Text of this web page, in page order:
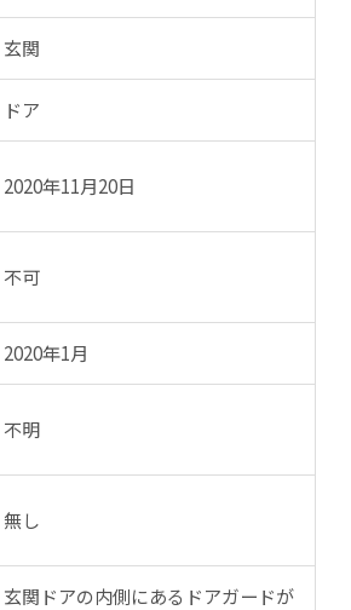
玄関
ドア
2020年11月20日
不可
2020年1月
不明
無し
玄関ドアの内側にあるドアガードが